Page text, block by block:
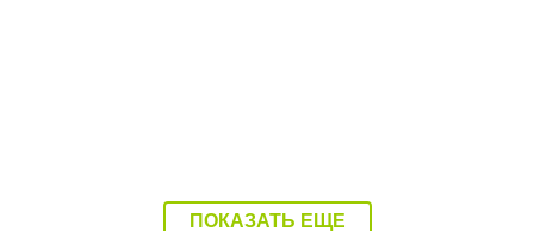
ПОКАЗАТЬ ЕЩЕ